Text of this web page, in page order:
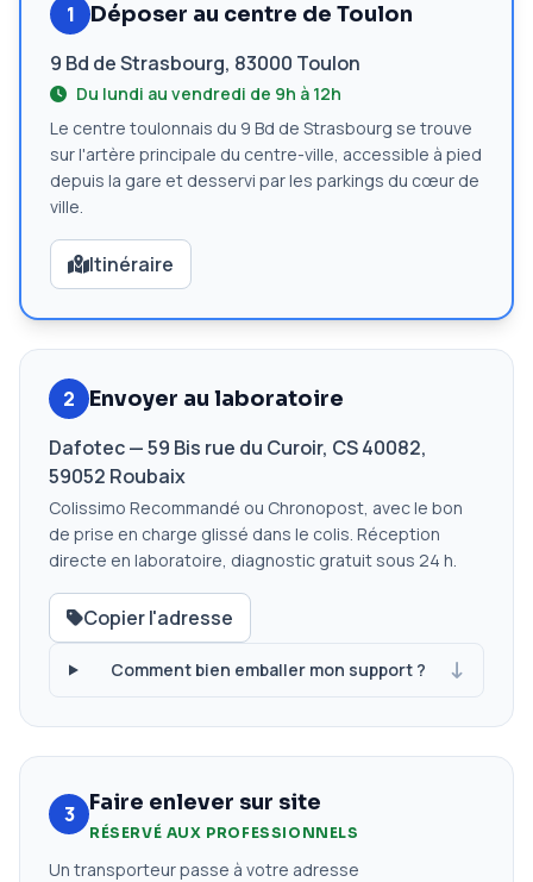
1
Déposer au centre de Toulon
9 Bd de Strasbourg, 83000 Toulon
Du lundi au vendredi de 9h à 12h
Le centre toulonnais du 9 Bd de Strasbourg se trouve
sur l'artère principale du centre-ville, accessible à pied
depuis la gare et desservi par les parkings du cœur de
ville.
Itinéraire
2
Envoyer au laboratoire
Dafotec — 59 Bis rue du Curoir, CS 40082,
59052 Roubaix
Colissimo Recommandé ou Chronopost, avec le bon
de prise en charge glissé dans le colis. Réception
directe en laboratoire, diagnostic gratuit sous 24 h.
Copier l'adresse
Comment bien emballer mon support ?
3 Faire enlever sur site
RÉSERVÉ AUX PROFESSIONNELS
Un transporteur passe à votre adresse